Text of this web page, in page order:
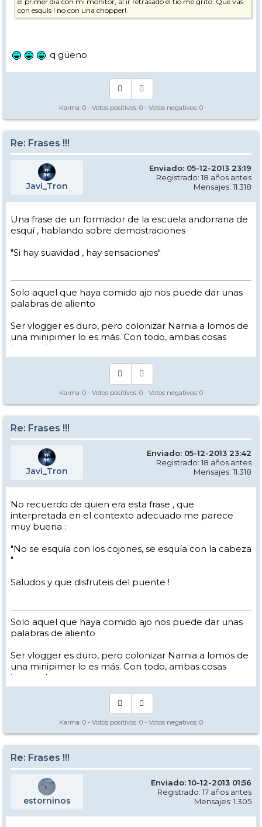
con esquis ! no con una chopper!.
q güeno
Karma: 0 - Votos positivos: 0 - Votos negativos: 0
Re: Frases !!!
Javi_Tron
Enviado: 05-12-2013 23:19
Registrado: 18 años antes
Mensajes: 11.318
Una frase de un formador de la escuela andorrana de
esquí , hablando sobre demostraciones
"Si hay suavidad , hay sensaciones"
Solo aquel que haya comido ajo nos puede dar unas
palabras de aliento
Ser vlogger es duro, pero colonizar Narnia a lomos de
una minipimer lo es más. Con todo, ambas cosas
intento hacer.
Yo hago esquí extremo : voy de extremo a extremo
Los caminos del esquí son inescrotables ...
Karma: 0 - Votos positivos: 0 - Votos negativos: 0
Re: Frases !!!
Javi_Tron
Enviado: 05-12-2013 23:42
Registrado: 18 años antes
Mensajes: 11.318
No recuerdo de quien era esta frase , que
interpretada en el contexto adecuado me parece
muy buena :
"No se esquía con los cojones, se esquía con la cabeza
"
Saludos y que disfruteis del puente !
Solo aquel que haya comido ajo nos puede dar unas
palabras de aliento
Ser vlogger es duro, pero colonizar Narnia a lomos de
una minipimer lo es más. Con todo, ambas cosas
intento hacer.
Yo hago esquí extremo : voy de extremo a extremo
Los caminos del esquí son inescrotables ...
Karma: 0 - Votos positivos: 0 - Votos negativos: 0
Re: Frases !!!
estorninos
Enviado: 10-12-2013 01:56
Registrado: 17 años antes
Mensajes: 1.305